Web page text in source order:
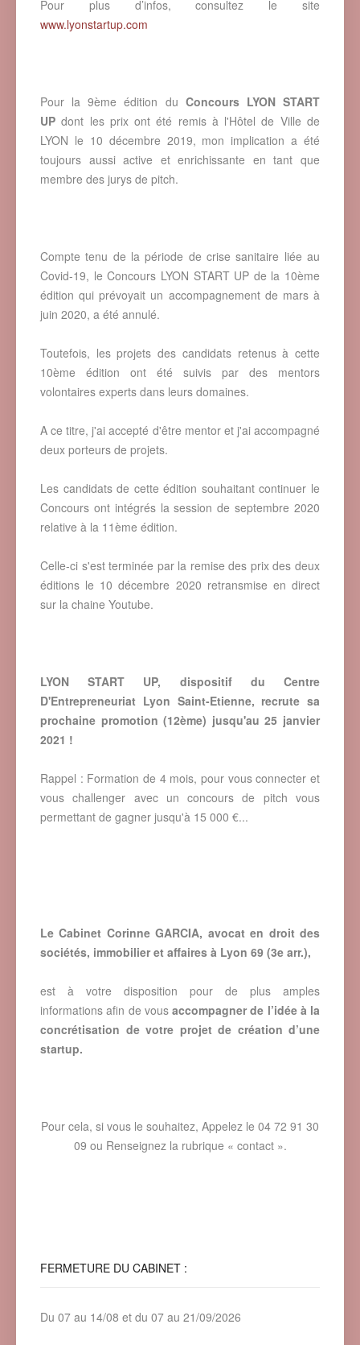
Pour plus d’infos, consultez le site
www.lyonstartup.com
Pour la 9ème édition du Concours LYON START
UPdont les prix ont été remis à l'Hôtel de Ville de
LYON le 10 décembre 2019, mon implication a été
toujours aussi active et enrichissante en tant que
membre des jurys de pitch.
Compte tenu de la période de crise sanitaire liée au
Covid-19, le Concours LYON START UP de la 10ème
édition qui prévoyait un accompagnement de mars à
juin 2020, a été annulé.
Toutefois, les projets des candidats retenus à cette
10ème édition ont été suivis par des mentors
volontaires experts dans leurs domaines.
A ce titre, j'ai accepté d'être mentor et j'ai accompagné
deux porteurs de projets.
Les candidats de cette édition souhaitant continuer le
Concours ont intégrés la session de septembre 2020
relative à la 11ème édition.
Celle-ci s'est terminée par la remise des prix des deux
éditions le 10 décembre 2020 retransmise en direct
sur la chaine Youtube.
LYON START UP, dispositif du Centre
D'Entrepreneuriat Lyon Saint-Etienne, recrute sa
prochaine promotion (12ème) jusqu'au 25 janvier
2021 !
Rappel : Formation de 4 mois, pour vous connecter et
vous challenger avec un concours de pitch vous
permettant de gagner jusqu'à 15 000 €...
Le Cabinet Corinne GARCIA, avocat en droit des
sociétés, immobilier et affaires à Lyon 69 (3e arr.),
est à votre disposition pour de plus amples
informations afin de vous accompagner de l’idée à la
concrétisation de votre projet de création d’une
startup.
Pour cela, si vous le souhaitez, Appelez le 04 72 91 30
09 ou Renseignez la rubrique « contact ».
FERMETURE DU CABINET :
Du 07 au 14/08 et du 07 au 21/09/2026